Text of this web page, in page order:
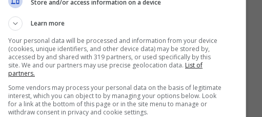
situazione davvero particolare che si vive in
del nuovo progetto e in vendita molti
di non potersi allenare con il resto della
essere amato può essere fatto fuori.
Store and/or access information on a device
Learn more
Your personal data will be processed and information from your device
(cookies, unique identifiers, and other device data) may be stored by,
accessed by and shared with 319 partners, or used specifically by this
site. We and our partners may use precise geolocation data. List of
partners.
Some vendors may process your personal data on the basis of legitimate
interest, which you can object to by managing your options below. Look
for a link at the bottom of this page or in the site menu to manage or
withdraw consent in privacy and cookie settings.